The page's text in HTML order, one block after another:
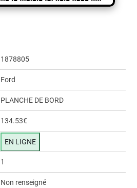
1878805
Ford
PLANCHE DE BORD
134.53€
EN LIGNE
1
Non renseigné